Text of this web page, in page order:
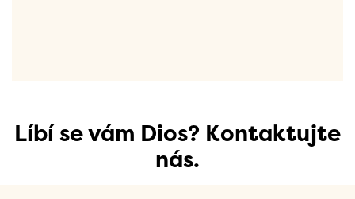
Líbí se vám Dios? Kontaktujte
nás.